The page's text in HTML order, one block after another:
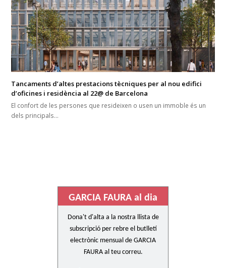
Tancaments d’altes prestacions tècniques per al nou edifici
d’oficines i residència al 22@ de Barcelona
El confort de les persones que resideixen o usen un immoble és un
dels principals…
GARCIA FAURA al dia
Dona't d'alta a la nostra llista de
subscripció per rebre el butlletí
electrònic mensual de GARCIA
FAURA al teu correu.